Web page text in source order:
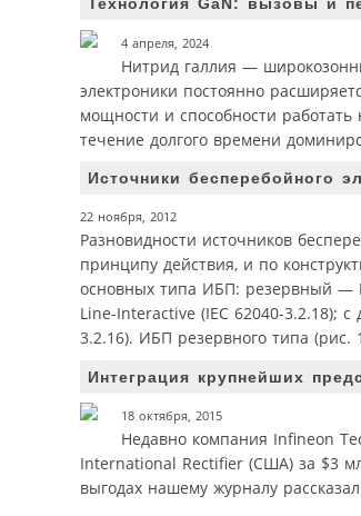
4 апреля, 2024
Нитрид галлия —
электроники постоянно
мощности и способности
течение долгого времени
Источники бесперебойного
22 ноября, 2012
Разновидности источников
принципу действия, и по
основных типа ИБП: резервный —
Line-Interactive (IEC 62040-3.2.18);
3.2.16). ИБП резервного типа
Интеграция крупнейших
18 октября, 2015
Недавно компания Infineon
International Rectifier (США) за $3
выгодах нашему журналу